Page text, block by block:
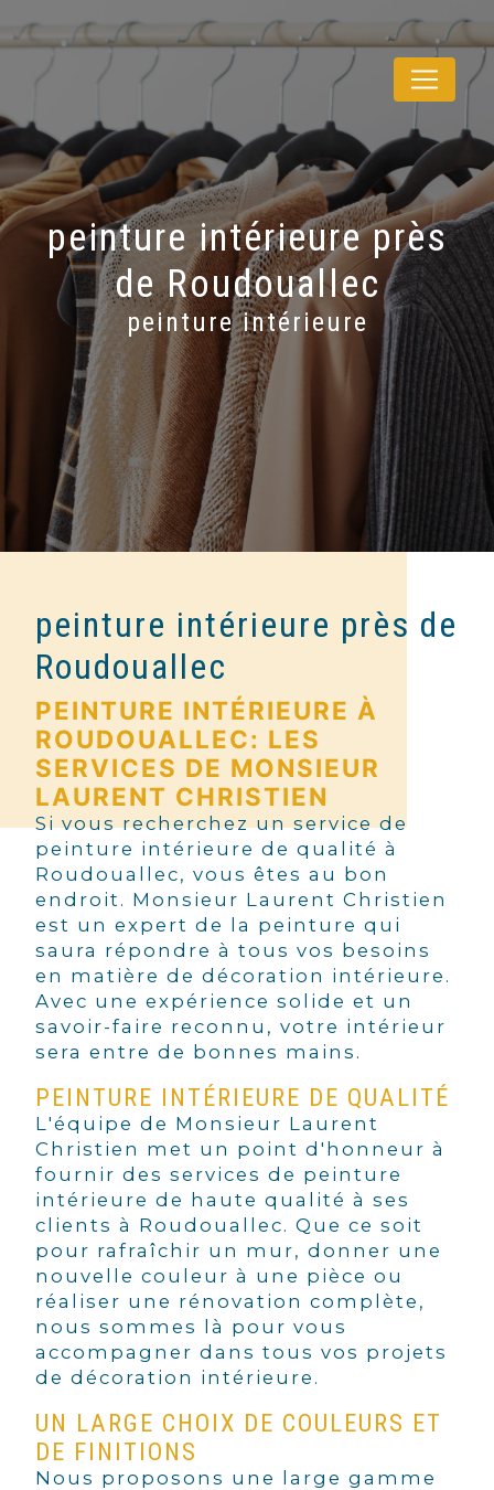
peinture intérieure près
de Roudouallec
peinture intérieure
peinture intérieure près de
Roudouallec
PEINTURE INTÉRIEURE À
ROUDOUALLEC: LES
SERVICES DE MONSIEUR
LAURENT CHRISTIEN
Si vous recherchez un service de
peinture intérieure de qualité à
Roudouallec, vous êtes au bon
endroit. Monsieur Laurent Christien
est un expert de la peinture qui
saura répondre à tous vos besoins
en matière de décoration intérieure.
Avec une expérience solide et un
savoir-faire reconnu, votre intérieur
sera entre de bonnes mains.
PEINTURE INTÉRIEURE DE QUALITÉ
L'équipe de Monsieur Laurent
Christien met un point d'honneur à
fournir des services de peinture
intérieure de haute qualité à ses
clients à Roudouallec. Que ce soit
pour rafraîchir un mur, donner une
nouvelle couleur à une pièce ou
réaliser une rénovation complète,
nous sommes là pour vous
accompagner dans tous vos projets
de décoration intérieure.
UN LARGE CHOIX DE COULEURS ET
DE FINITIONS
Nous proposons une large gamme